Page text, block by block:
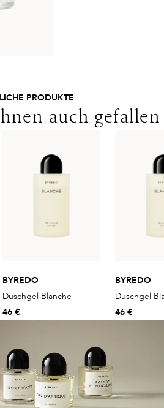
PRODUKTE
auch gefallen
BYREDO
Duschgel Blanche
46 €
BYREDO
Duschgel
46 €